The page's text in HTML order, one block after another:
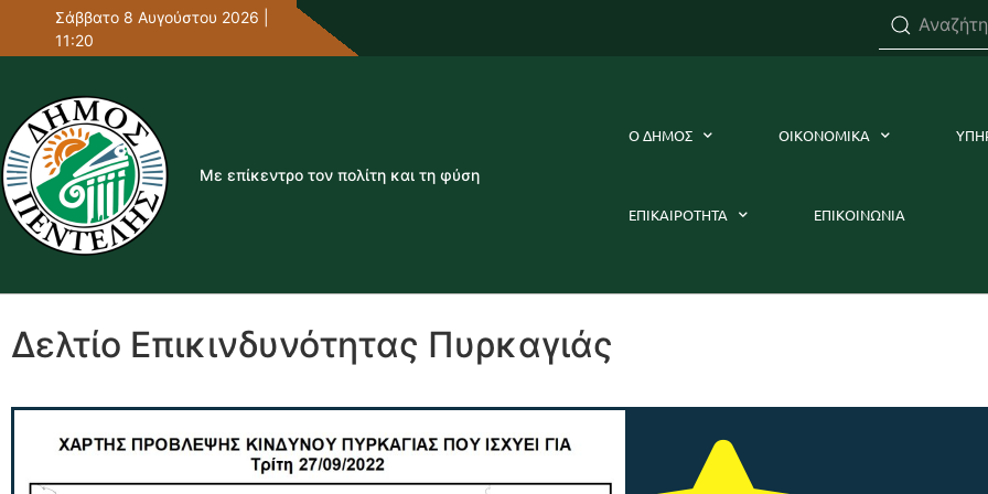
Σάββατο 8 Αυγούστου 2026 |
11:20
Με επίκεντρο τον πολίτη και τη φύση
Ο ΔΗΜΟΣ ΟΙΚΟΝΟΜΙΚΑ
ΕΠΙΚΑΙΡΟΤΗΤΑ ΕΠΙΚΟΙΝΩΝΙΑ
Δελτίο Επικινδυνότητας Πυρκαγιάς